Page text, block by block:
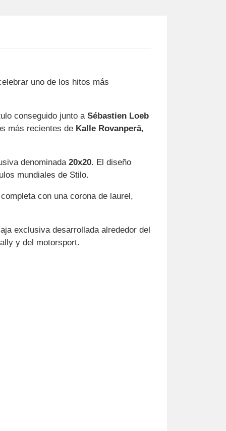
uno de los hitos más
conseguido junto a Sébastien Loeb
más recientes de Kalle Rovanperä,
denominada 20x20. El diseño
mundiales de Stilo.
con una corona de laurel,
exclusiva desarrollada alrededor del
y del motorsport.